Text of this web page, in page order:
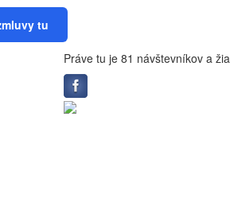
tu
Práve tu je 81 návštevníkov a